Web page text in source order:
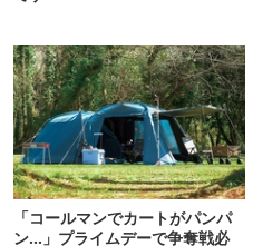
「コールマンでカートがパンパ
ン…」プライムデーで争奪戦必